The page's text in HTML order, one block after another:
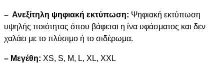
– Ανεξίτηλη ψηφιακή εκτύπωση: Ψηφιακή εκτύπωση
υψηλής ποιότητας όπου βάφεται η ίνα υφάσματος και δεν
χαλάει με το πλύσιμο ή το σιδέρωμα.
– Μεγέθη: XS, S, M, L, XL, XXL